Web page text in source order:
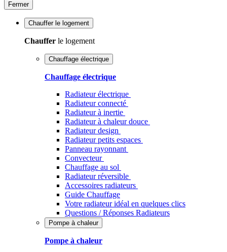
Fermer
Chauffer le logement
Chauffer le logement
Chauffage électrique
Chauffage électrique
Radiateur électrique
Radiateur connecté
Radiateur à inertie
Radiateur à chaleur douce
Radiateur design
Radiateur petits espaces
Panneau rayonnant
Convecteur
Chauffage au sol
Radiateur réversible
Accessoires radiateurs
Guide Chauffage
Votre radiateur idéal en quelques clics
Questions / Réponses Radiateurs
Pompe à chaleur
Pompe à chaleur